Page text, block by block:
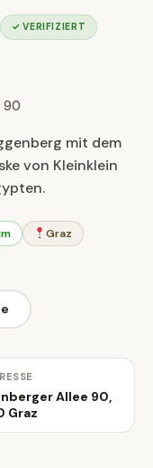
✓ VERIFIZIERT
90
mit dem
von Kleinklein
Graz
Allee 90,
Graz